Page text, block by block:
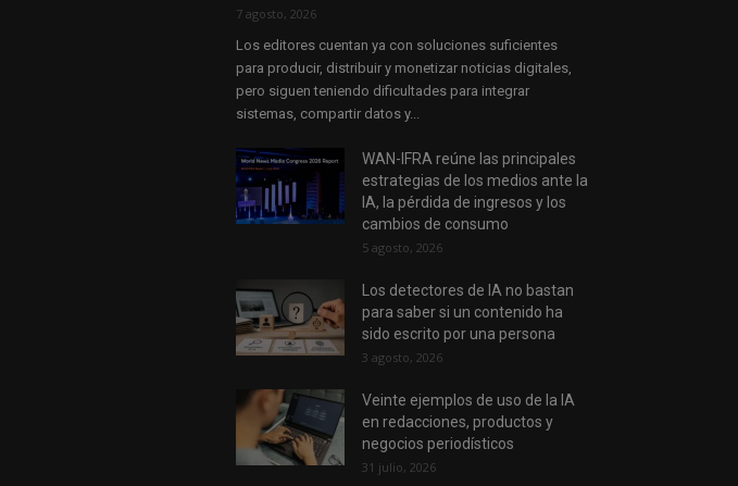
7 agosto, 2026
Los editores cuentan ya con soluciones suficientes
para producir, distribuir y monetizar noticias digitales,
pero siguen teniendo dificultades para integrar
sistemas, compartir datos y...
WAN-IFRA reúne las principales
estrategias de los medios ante la
IA, la pérdida de ingresos y los
cambios de consumo
5 agosto, 2026
Los detectores de IA no bastan
para saber si un contenido ha
sido escrito por una persona
3 agosto, 2026
Veinte ejemplos de uso de la IA
en redacciones, productos y
negocios periodísticos
31 julio, 2026